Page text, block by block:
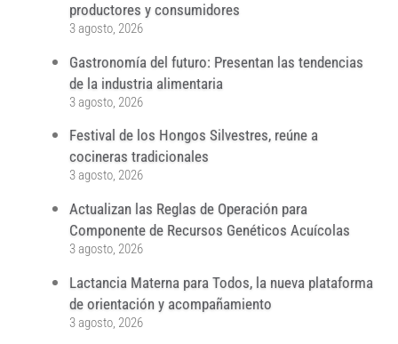
productores y consumidores
3 agosto, 2026
Gastronomía del futuro: Presentan las tendencias
de la industria alimentaria
3 agosto, 2026
Festival de los Hongos Silvestres, reúne a
cocineras tradicionales
3 agosto, 2026
Actualizan las Reglas de Operación para
Componente de Recursos Genéticos Acuícolas
3 agosto, 2026
Lactancia Materna para Todos, la nueva plataforma
de orientación y acompañamiento
3 agosto, 2026